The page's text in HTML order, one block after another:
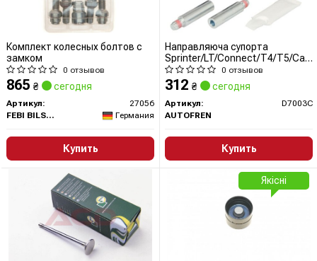
Комплект колесных болтов с
замком
0 отзывов
865 ₴ сегодня
Артикул:
27056
FEBI BILSTEIN
Германия
Купить
Направляюча супорта
Sprinter/LT/Connect/T4/T5/
III (к-кт)
0 отзывов
312 ₴ сегодня
Артикул:
D7003C
AUTOFREN
Купить
Якісні